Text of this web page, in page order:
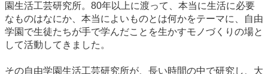
園生活工芸研究所。80年以上に渡って、本当に生活に必要
なものはなにか、本当によいものとは何かをテーマに、自由
学園で生徒たちが手で学んだことを生かすモノづくりの場と
して活動してきました。
その自由学園生活工芸研究所が、長い時間の中で研究し、大